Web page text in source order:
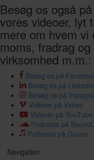
Besøg os også
vores videoer, lyt
mere om hvem vi
moms, fradrag
virksomhed m.m.:
Besøg os på
Besøg os på LinkedIn
Besøg os på
Videoer på Vimeo
Videoer på YouTube
Podcasts på
Podcasts på iTunes
Navigation